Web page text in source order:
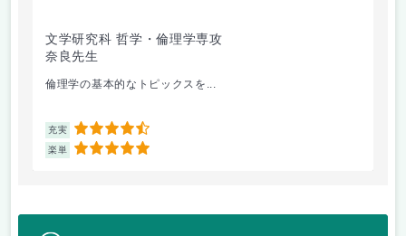
文学研究科 哲学・倫理学専攻
奈良先生
倫理学の基本的なトピックスを...
充実 4.5
楽単 5